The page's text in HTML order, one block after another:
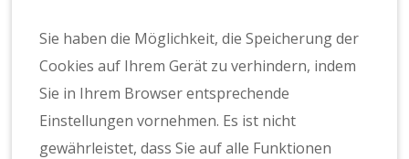
Sie haben die Möglichkeit, die Speicherung der
Cookies auf Ihrem Gerät zu verhindern, indem
Sie in Ihrem Browser entsprechende
Einstellungen vornehmen. Es ist nicht
gewährleistet, dass Sie auf alle Funktionen